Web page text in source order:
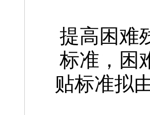
提高困难
标准，困
贴标准拟